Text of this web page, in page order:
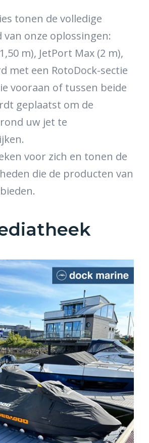
tonen de volledige
van onze oplossingen:
m), JetPort Max (2 m),
met een RotoDock-sectie
vooraan of tussen beide
geplaatst om de
uw jet te
voor zich en tonen de
die de producten van